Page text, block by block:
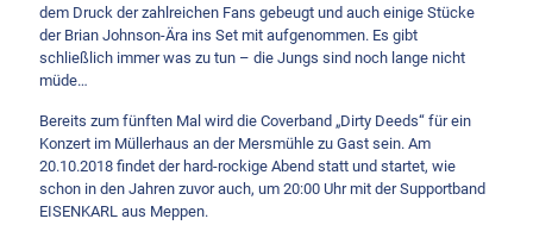
dem Druck der zahlreichen Fans gebeugt und auch einige Stücke
der Brian Johnson-Ära ins Set mit aufgenommen. Es gibt
schließlich immer was zu tun – die Jungs sind noch lange nicht
müde…
Bereits zum fünften Mal wird die Coverband „Dirty Deeds“ für ein
Konzert im Müllerhaus an der Mersmühle zu Gast sein. Am
20.10.2018 findet der hard-rockige Abend statt und startet, wie
schon in den Jahren zuvor auch, um 20:00 Uhr mit der Supportband
EISENKARL aus Meppen.